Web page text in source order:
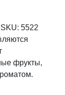
SKU: 5522
фрукты,